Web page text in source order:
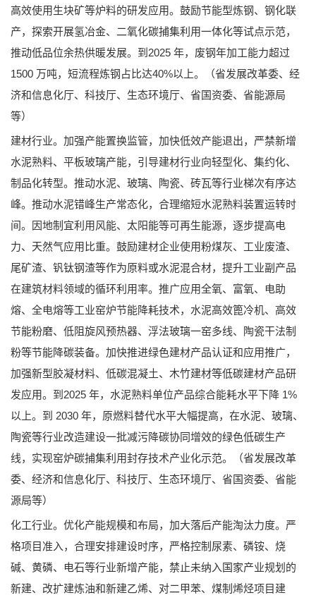
高效使用生块矿等炉料的研发应用。鼓励节能型炼钢、钢化联
产，探索开展氢冶金、二氧化碳捕集利用一体化等试点示范，
推动低品位余热供暖发展。到2025 年，废钢年加工能力超过
1500 万吨，短流程炼钢占比达40%以上。（省发展改革委、经
济和信息化厅、科技厅、生态环境厅、省国资委、省能源局
等）
建材行业。加强产能置换监管，加快低效产能退出，严禁新增
水泥熟料、平板玻璃产能，引导建材行业向轻型化、集约化、
制品化转型。推动水泥、玻璃、陶瓷、砖瓦等行业梯次有序达
峰。推动水泥错峰生产常态化，合理缩短水泥熟料装置运转时
间。因地制宜利用风能、太阳能等可再生能源，逐步提高电
力、天然气应用比重。鼓励建材企业使用粉煤灰、工业废渣、
尾矿渣、钒钛钢渣等作为原料或水泥混合材，提升工业副产品
在建筑材料领域的循环利用率。推广应用全氧、富氧、电助
熔、全电熔等工业窑炉节能降耗技术，水泥高效篦冷机、高效
节能粉磨、低阻旋风预热器、浮法玻璃一窑多线、陶瓷干法制
粉等节能降碳装备。加快推进绿色建材产品认证和应用推广，
加强新型胶凝材料、低碳混凝土、木竹建材等低碳建材产品研
发应用。到2025 年，水泥熟料单位产品综合能耗水平下降 1%
以上。到 2030 年，原燃料替代水平大幅提高，在水泥、玻璃、
陶瓷等行业改造建设一批减污降碳协同增效的绿色低碳生产
线，实现窑炉碳捕集利用封存技术产业化示范。（省发展改革
委、经济和信息化厅、科技厅、生态环境厅、省国资委、省能
源局等）
化工行业。优化产能规模和布局，加大落后产能淘汰力度。严
格项目准入，合理安排建设时序，严格控制尿素、磷铵、烧
碱、黄磷、电石等行业新增产能，禁止未纳入国家产业规划的
新建、改扩建炼油和新建乙烯、对二甲苯、煤制烯烃项目建